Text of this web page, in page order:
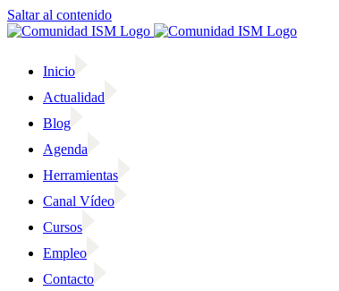
Saltar al contenido
Inicio
Actualidad
Blog
Agenda
Herramientas
Canal Vídeo
Cursos
Empleo
Contacto